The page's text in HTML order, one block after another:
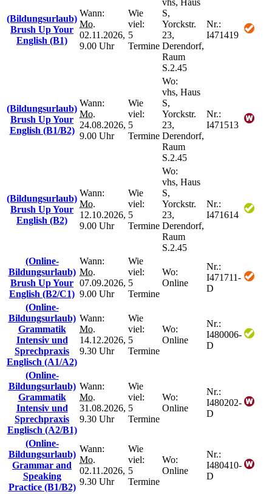
(Bildungsurlaub)
Brush Up Your
English (B1)
Wann:
Mo.
02.11.2026,
9.00 Uhr
Wie
viel:
5
Termine
S,
Yorckstr.
23,
Derendorf,
Raum
S.2.45
Nr.:
I471419
(Bildungsurlaub)
Brush Up Your
English (B1/B2)
Wann:
Mo.
24.08.2026,
9.00 Uhr
Wie
viel:
5
Termine
Wo:
vhs, Haus
S,
Yorckstr.
23,
Derendorf,
Raum
S.2.45
Nr.:
I471513
(Bildungsurlaub)
Brush Up Your
English (B2)
Wann:
Mo.
12.10.2026,
9.00 Uhr
Wie
viel:
5
Termine
Wo:
vhs, Haus
S,
Yorckstr.
23,
Derendorf,
Raum
S.2.45
Nr.:
I471614
(Online-
Bildungsurlaub)
Brush Up Your
English (B2/C1)
Wann:
Mo.
07.09.2026,
9.00 Uhr
Wie
viel:
5
Termine
Wo:
Online
Nr.:
I471711-
D
(Online-
Bildungsurlaub)
Grammatik
Intensiv und
Sprechpraxis
Englisch (A1/A2)
Wann:
Mo.
14.12.2026,
9.30 Uhr
Wie
viel:
5
Termine
Wo:
Online
Nr.:
I480006-
D
(Online-
Bildungsurlaub)
Grammatik
Intensiv und
Sprechpraxis
Englisch (A2/B1)
Wann:
Mo.
31.08.2026,
9.30 Uhr
Wie
viel:
5
Termine
Wo:
Online
Nr.:
I480202-
D
(Online-
Bildungsurlaub)
Grammar and
Speaking
Practice (B1/B2)
Wann:
Mo.
02.11.2026,
9.30 Uhr
Wie
viel:
5
Termine
Wo:
Online
Nr.:
I480410-
D